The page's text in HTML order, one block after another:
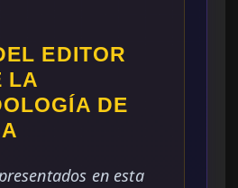
EDITOR
LA
DE
en esta